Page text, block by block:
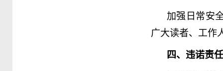
加强日常安
广大读者、工作
四、违诺责任